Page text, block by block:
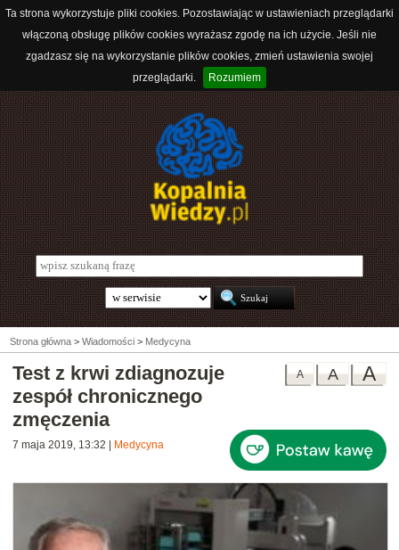
Ta strona wykorzystuje pliki cookies. Pozostawiając w ustawieniach przeglądarki
włączoną obsługę plików cookies wyrażasz zgodę na ich użycie. Jeśli nie
zgadzasz się na wykorzystanie plików cookies, zmień ustawienia swojej
przeglądarki.
Rozumiem
Strona główna > Wiadomości > Medycyna
A
A
A
Test z krwi zdiagnozuje
zespół chronicznego
zmęczenia
7 maja 2019, 13:32 Medycyna